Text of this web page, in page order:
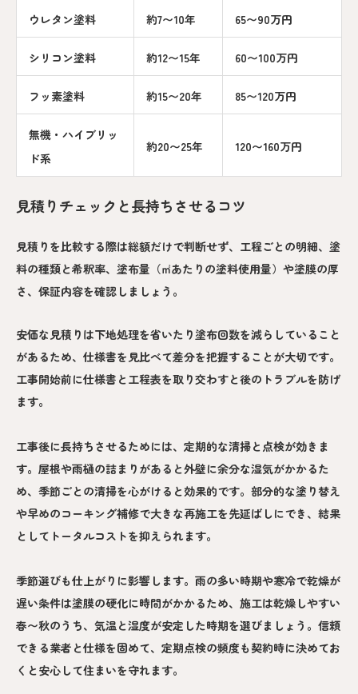
ウレタン塗料 約7〜10年 65〜90万円
シリコン塗料 約12〜15年 60〜100万円
フッ素塗料 約15〜20年 85〜120万円
無機・ハイブリッ
ド系
約20〜25年 120〜160万円
見積りチェックと長持ちさせるコツ
見積りを比較する際は総額だけで判断せず、工程ごとの明細、塗
料の種類と希釈率、塗布量（㎡あたりの塗料使用量）や塗膜の厚
さ、保証内容を確認しましょう。
安価な見積りは下地処理を省いたり塗布回数を減らしていること
があるため、仕様書を見比べて差分を把握することが大切です。
工事開始前に仕様書と工程表を取り交わすと後のトラブルを防げ
ます。
工事後に長持ちさせるためには、定期的な清掃と点検が効きま
す。屋根や雨樋の詰まりがあると外壁に余分な湿気がかかるた
め、季節ごとの清掃を心がけると効果的です。部分的な塗り替え
や早めのコーキング補修で大きな再施工を先延ばしにでき、結果
としてトータルコストを抑えられます。
季節選びも仕上がりに影響します。雨の多い時期や寒冷で乾燥が
遅い条件は塗膜の硬化に時間がかかるため、施工は乾燥しやすい
春〜秋のうち、気温と湿度が安定した時期を選びましょう。信頼
できる業者と仕様を固めて、定期点検の頻度も契約時に決めてお
くと安心して住まいを守れます。